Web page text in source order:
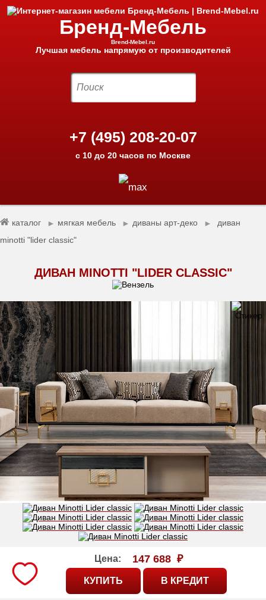
Бренд-Мебель
Brend-Mebel.ru
Лучшая мебель напрямую от производителей
+7 (495) 208-20-07
с 10 до 20 часов по Москве
каталог ► мягкая мебель ► диваны арт-деко ►
диван
minotti "lider classic"
ДИВАН MINOTTI "LIDER CLASSIC"
Цена: 147 688 ₽